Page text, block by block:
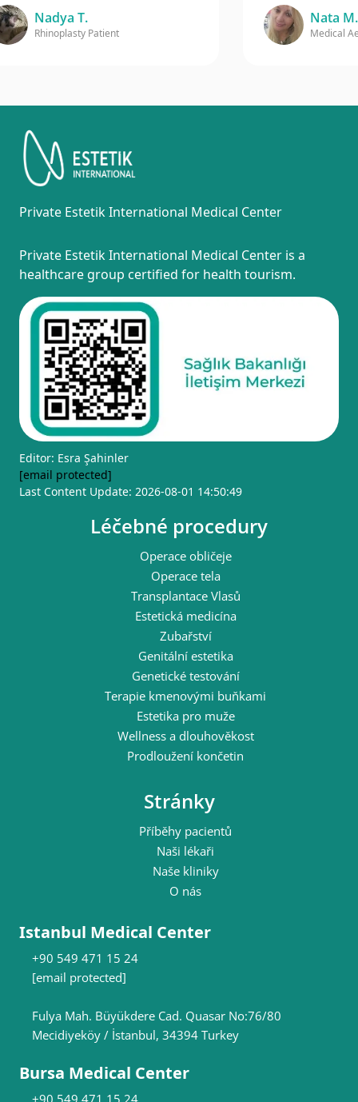
Nadya T.
Rhinoplasty Patient
Nata M.
Medical
Private Estetik International Medical Center
Private Estetik International Medical Center is a
healthcare group certified for health tourism.
Editor: Esra Şahinler
[email protected]
Last Content Update: 2026-08-01 14:50:49
Léčebné procedury
Operace obličeje
Operace tela
Transplantace Vlasů
Estetická medicína
Zubařství
Genitální estetika
Genetické testování
Terapie kmenovými buňkami
Estetika pro muže
Wellness a dlouhověkost
Prodloužení končetin
Stránky
Příběhy pacientů
Naši lékaři
Naše kliniky
O nás
Istanbul Medical Center
+90 549 471 15 24
[email protected]
Fulya Mah. Büyükdere Cad. Quasar No:76/80
Mecidiyeköy / İstanbul, 34394 Turkey
Bursa Medical Center